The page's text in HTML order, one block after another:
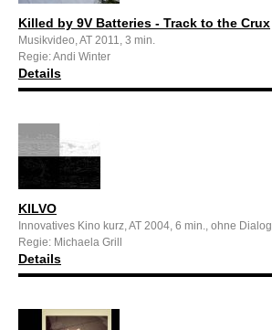
Killed by 9V Batteries - Track to the Crux
Musikvideo, AT 2011, 3 min.
Regie: Andi Winter
Details
KILVO
Innovatives Kino kurz, AT 2004, 6 min., ohne Dialog
Regie: Michaela Grill
Details